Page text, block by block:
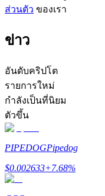
ข้อมูล
การวิเคราะห์ข้อ
ส่วนตัว ของเรา
ข่าว
อันดับคริปโต
รายการใหม่
กำลังเป็นที่นิยม
ตัวขึ้น
PIPEDOGPipedog
$0.002633+7.68%